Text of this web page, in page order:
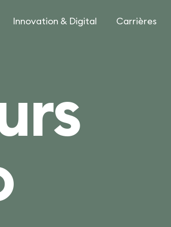
Innovation & Digital Carrières